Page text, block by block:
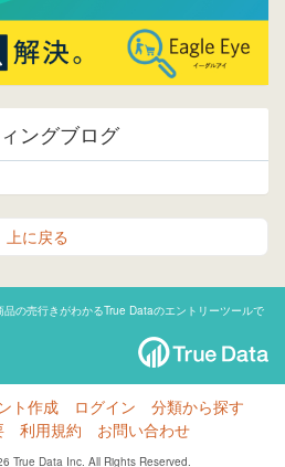
ングブログ
上に戻る
品の売行きがわかるTrue Dataのエントリーツールで
ト作成 ログイン
分類から探す
利用規約 お問い合わせ
True Data Inc. All Rights Reserved.